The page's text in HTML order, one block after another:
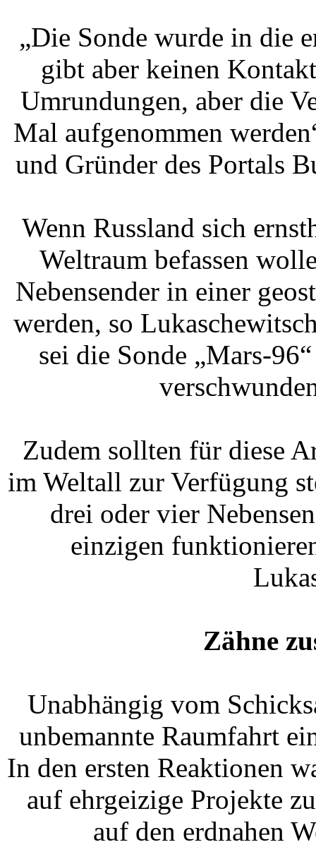
„Die Sonde wurde in die
gibt aber keinen
Umrundungen, aber die
Mal aufgenommen
und Gründer des Portals
Wenn Russland sich
Weltraum befassen
Nebensender in einer
werden, so
sei die Sonde „Mars-
Zudem sollten für diese
im Weltall zur Verfügung
drei oder vier
einzigen
Zähne
Unabhängig vom
unbemannte Raumfahrt
In den ersten Reaktionen
auf ehrgeizige Projekte
auf den erdnahen